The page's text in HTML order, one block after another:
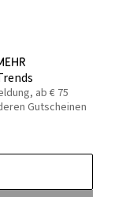
ab € 75
Gutscheinen